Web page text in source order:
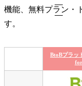
機能、無料プラン・
す。
BtoBプラッ